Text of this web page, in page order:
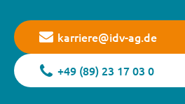
karriere@idv-ag.de
+49 (89) 23 17 03 0